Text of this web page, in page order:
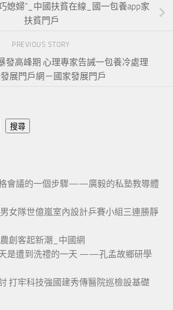
媳婦”_中國扶貧在線_國一包養app家
扶貧門戶
PREVIOUS STORY
發高峰期 心理專家告誡一包養冷處理
發展門戶網－國家發展門戶
搜尋
格會議的一個步驟——廣毅的私塾教導體
女隊世億嵐室內設計乒賽小組三連勝靜
創客起新潮_中國網
天是遭到洗禮的一天 ——孔孟故鄉研學
打牢科技強國建秀傳醫院巡檢設基礎